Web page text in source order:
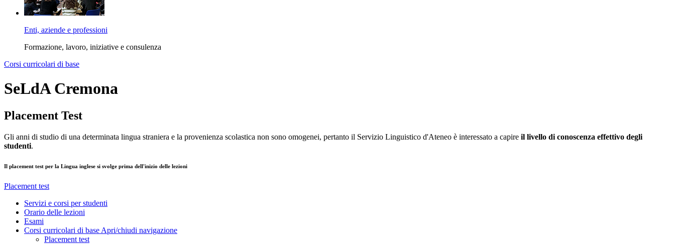
Enti, aziende e professioni
Formazione, lavoro, iniziative e consulenza
Corsi curricolari di base
SeLdA Cremona
Placement Test
Gli anni di studio di una determinata lingua straniera e la provenienza scolastica non sono omogenei, pertanto il Servizio Linguistico d'Ateneo è interessato a capire il livello di conoscenza effettivo degli
studenti.
Il placement test per la Lingua inglese si svolge prima dell'inizio delle lezioni
Placement test
Servizi e corsi per studenti
Orario delle lezioni
Esami
Corsi curricolari di base Apri/chiudi navigazione
Placement test